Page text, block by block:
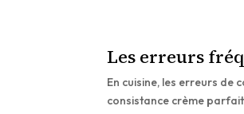
Les erreurs
En cuisine, les erreurs de
consistance crème